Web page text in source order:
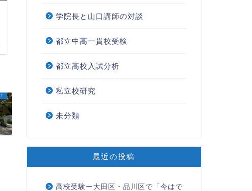
程を大きく変更！第一回入試は
2022年3月24日
学院長と山口講師の対談
都立中高一貫校受検
都立高校入試分析
私立校研究
未分類
最近の投稿
高校受験ー大田区・品川区で「今はで